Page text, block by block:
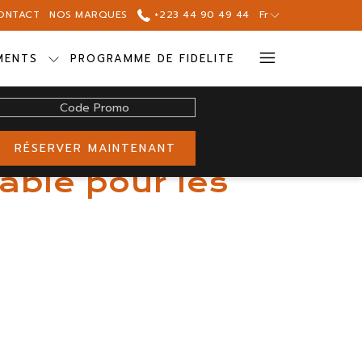
NOS MARQUES +223 44 90 49 44 Fr
PROGRAMME DE FIDELITE
Menu
RÉSERVER MAINTENANT
pour les